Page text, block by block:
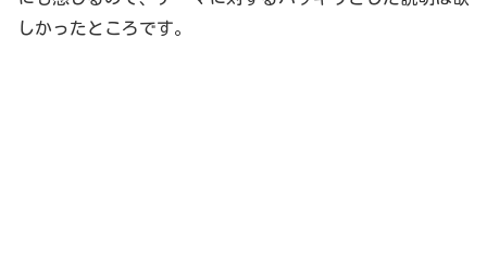
しかったところです。